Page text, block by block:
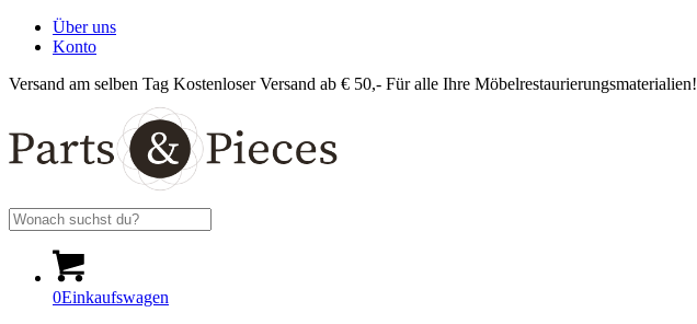
Über uns
Konto
Versand am selben Tag Kostenloser Versand ab € 50,- Für alle Ihre Möbelrestaurierungsmaterialien!
0Einkaufswagen